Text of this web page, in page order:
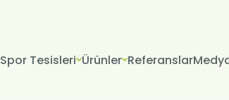
Spor Tesisleri Ürünler Referanslar